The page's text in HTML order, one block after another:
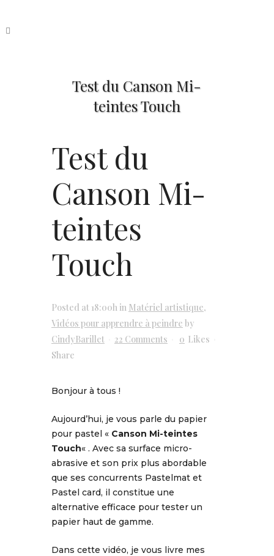
Test du Canson Mi-
teintes Touch
Test du
Canson Mi-
teintes
Touch
Posted at 18:00h in Matériel artistique,
Vidéos pour apprendre à peindre by
CindyBarillet
22 Comments 0 Likes
Share
Bonjour à tous !
Aujourd’hui, je vous parle du papier
pour pastel « Canson Mi-teintes
Touch« . Avec sa surface micro-
abrasive et son prix plus abordable
que ses concurrents Pastelmat et
Pastel card, il constitue une
alternative efficace pour tester un
papier haut de gamme.
Dans cette vidéo, je vous livre mes